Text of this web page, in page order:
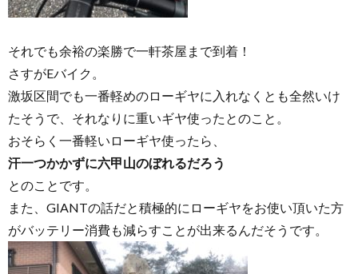
それでも余裕の楽勝で一軒茶屋まで到着！
さすがEバイク。
激坂区間でも一番軽めのローギヤに入れなくとも全然いけ
たそうで、それなりに重いギヤ使ったとのこと。
おそらく一番軽いローギヤ使ったら、
汗一つかかずに六甲山のぼれるだろう
とのことです。
また、GIANTの話だと積極的にローギヤをお使い頂いた方
がバッテリー消費も減らすことが出来るんだそうです。